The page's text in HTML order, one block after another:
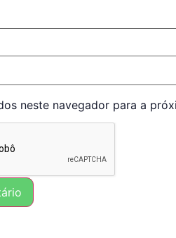
neste navegador para a